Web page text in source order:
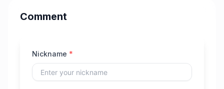
Comment
Nickname *